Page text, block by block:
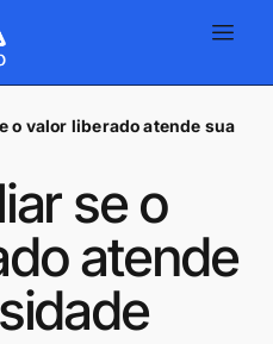
o valor liberado atende sua
se o
atende